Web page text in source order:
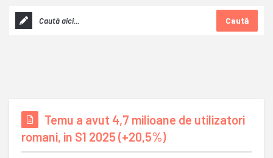
Caută
Temu a avut 4,7 milioane de utilizatori
romani, in S1 2025 (+20,5%)